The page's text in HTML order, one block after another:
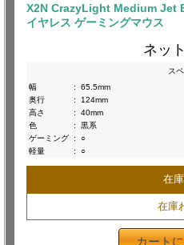
X2N CrazyLight Medium Jet
イヤレス ゲーミングマウス
ネッ
ス
幅
:
65.5mm
奥行
:
124mm
高さ
:
40mm
色
:
黒系
ゲーミング :
○
軽量
: ○
在
在庫
カート